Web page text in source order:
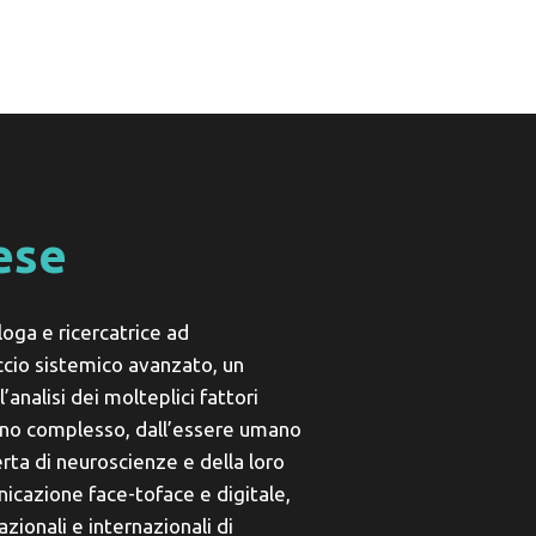
e ricercatrice ad
sistemico avanzato, un
dei molteplici fattori
complesso, dall’essere umano
di neuroscienze e della loro
face-toface e digitale,
e internazionali di